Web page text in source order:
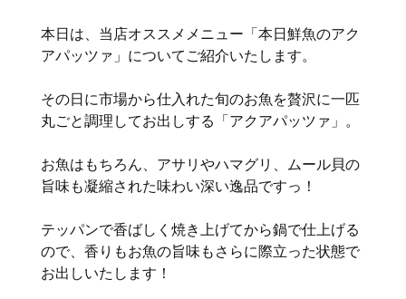
本日は、当店オススメメニュー「本日鮮魚のアク
アパッツァ」についてご紹介いたします。
その日に市場から仕入れた旬のお魚を贅沢に一匹
丸ごと調理してお出しする「アクアパッツァ」。
お魚はもちろん、アサリやハマグリ、ムール貝の
旨味も凝縮された味わい深い逸品ですっ！
テッパンで香ばしく焼き上げてから鍋で仕上げる
ので、香りもお魚の旨味もさらに際立った状態で
お出しいたします！